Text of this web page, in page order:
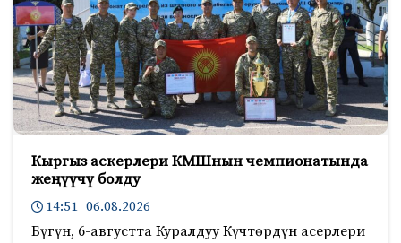
Кыргыз аскерлери КМШнын чемпионатында
жеңүүчү болду
14:51 06.08.2026
Бүгүн, 6-августта Куралдуу Күчтөрдүн асерлери